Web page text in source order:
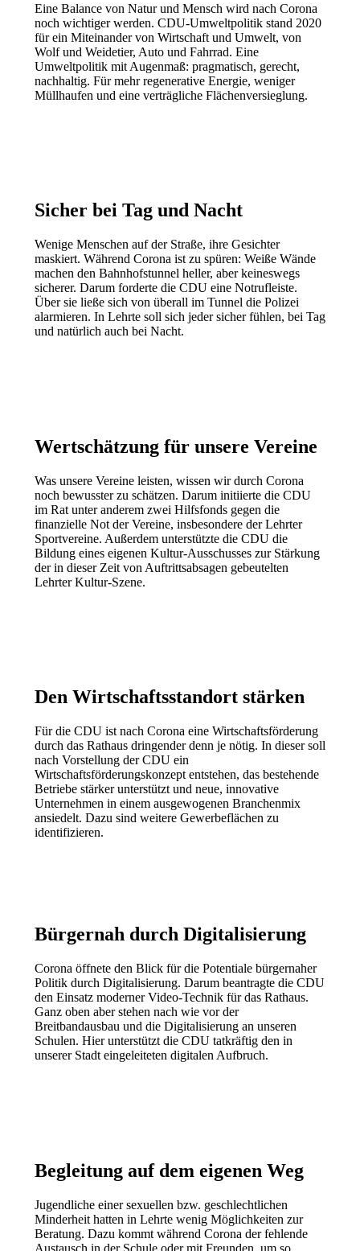
Eine Balance von Natur und Mensch wird nach Corona
noch wichtiger werden. CDU-Umweltpolitik stand 2020
für ein Miteinander von Wirtschaft und Umwelt, von
Wolf und Weidetier, Auto und Fahrrad. Eine
Umweltpolitik mit Augenmaß: pragmatisch, gerecht,
nachhaltig. Für mehr regenerative Energie, weniger
Müllhaufen und eine verträgliche Flächenversieglung.
Sicher bei Tag und Nacht
Wenige Menschen auf der Straße, ihre Gesichter
maskiert. Während Corona ist zu spüren: Weiße Wände
machen den Bahnhofstunnel heller, aber keineswegs
sicherer. Darum forderte die CDU eine Notrufleiste.
Über sie ließe sich von überall im Tunnel die Polizei
alarmieren. In Lehrte soll sich jeder sicher fühlen, bei Tag
und natürlich auch bei Nacht.
Wertschätzung für unsere Vereine
Was unsere Vereine leisten, wissen wir durch Corona
noch bewusster zu schätzen. Darum initiierte die CDU
im Rat unter anderem zwei Hilfsfonds gegen die
finanzielle Not der Vereine, insbesondere der Lehrter
Sportvereine. Außerdem unterstützte die CDU die
Bildung eines eigenen Kultur-Ausschusses zur Stärkung
der in dieser Zeit von Auftrittsabsagen gebeutelten
Lehrter Kultur-Szene.
Den Wirtschaftsstandort stärken
Für die CDU ist nach Corona eine Wirtschaftsförderung
durch das Rathaus dringender denn je nötig. In dieser soll
nach Vorstellung der CDU ein
Wirtschaftsförderungskonzept entstehen, das bestehende
Betriebe stärker unterstützt und neue, innovative
Unternehmen in einem ausgewogenen Branchenmix
ansiedelt. Dazu sind weitere Gewerbeflächen zu
identifizieren.
Bürgernah durch Digitalisierung
Corona öffnete den Blick für die Potentiale bürgernaher
Politik durch Digitalisierung. Darum beantragte die CDU
den Einsatz moderner Video-Technik für das Rathaus.
Ganz oben aber stehen nach wie vor der
Breitbandausbau und die Digitalisierung an unseren
Schulen. Hier unterstützt die CDU tatkräftig den in
unserer Stadt eingeleiteten digitalen Aufbruch.
Begleitung auf dem eigenen Weg
Jugendliche einer sexuellen bzw. geschlechtlichen
Minderheit hatten in Lehrte wenig Möglichkeiten zur
Beratung. Dazu kommt während Corona der fehlende
Austausch in der Schule oder mit Freunden, um so